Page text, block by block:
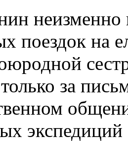
неизменно
поездок на
за
экспедиций